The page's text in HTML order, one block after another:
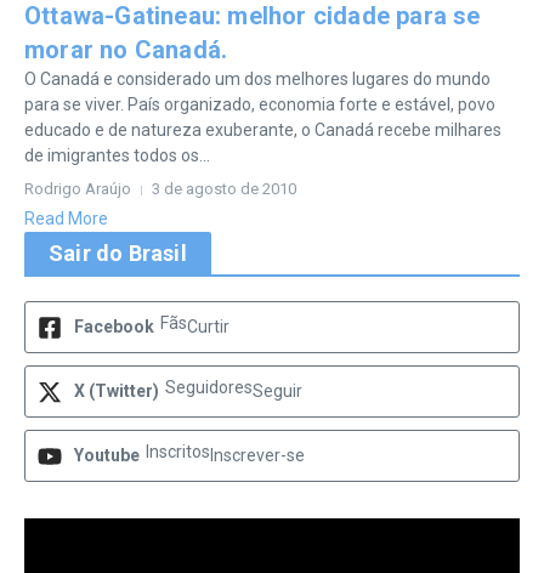
Ottawa-Gatineau: melhor cidade para se
morar no Canadá.
O Canadá e considerado um dos melhores lugares do mundo
para se viver. País organizado, economia forte e estável, povo
educado e de natureza exuberante, o Canadá recebe milhares
de imigrantes todos os...
Rodrigo Araújo 3 de agosto de 2010
Read More
Sair do Brasil
Facebook FãsCurtir
X (Twitter) SeguidoresSeguir
Youtube Inscritos Inscrever-se